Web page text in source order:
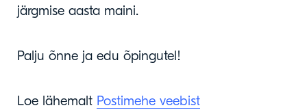
järgmise aasta maini.
Palju õnne ja edu õpingutel!
Loe lähemalt Postimehe veebist